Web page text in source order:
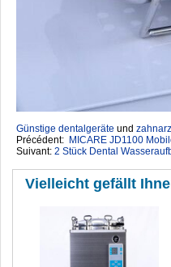
Günstige dentalgeräte ‎ und
Précédent: MICARE JD1100
Suivant: 2 Stück Dental
Vielleicht gefällt